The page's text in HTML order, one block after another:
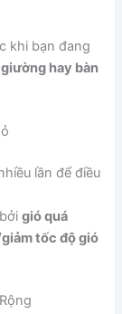
khi bạn đang
hay bàn
lần để điều
bởigió quá
tốc độ gió